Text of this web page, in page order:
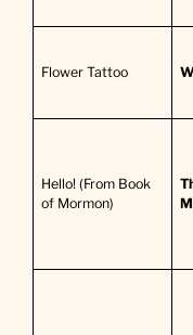
Flower Tattoo
Hello! (From Book
of Mormon)